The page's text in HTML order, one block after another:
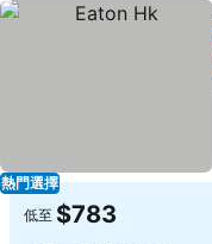
熱門選擇
低至 $783